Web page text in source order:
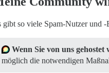
gibt so viele Spam-Nutzer und
Wenn Sie von uns gehostet
möglich die notwendigen